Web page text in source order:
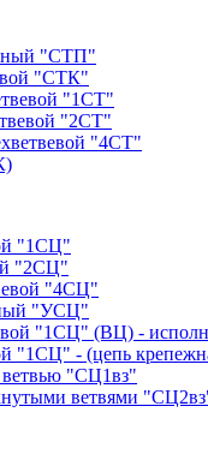
"СТП"
"СТК"
"1СТ"
"2СТ"
"4СТ"
"1СЦ"
"2СЦ"
"4СЦ"
"УСЦ"
"1СЦ" (ВЦ) -
"1СЦ" - (цепь
ветвью "СЦ1вз"
ветвями